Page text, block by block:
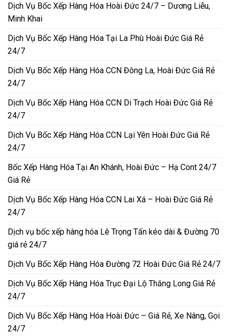
Dịch Vụ Bốc Xếp Hàng Hóa Hoài Đức 24/7 – Dương Liễu,
Minh Khai
Dịch Vụ Bốc Xếp Hàng Hóa Tại La Phù Hoài Đức Giá Rẻ
24/7
Dịch Vụ Bốc Xếp Hàng Hóa CCN Đông La, Hoài Đức Giá Rẻ
24/7
Dịch Vụ Bốc Xếp Hàng Hóa CCN Di Trạch Hoài Đức Giá Rẻ
24/7
Dịch Vụ Bốc Xếp Hàng Hóa CCN Lại Yên Hoài Đức Giá Rẻ
24/7
Bốc Xếp Hàng Hóa Tại An Khánh, Hoài Đức – Hạ Cont 24/7
Giá Rẻ
Dịch Vụ Bốc Xếp Hàng Hóa CCN Lai Xá – Hoài Đức Giá Rẻ
24/7
Dịch vụ bốc xếp hàng hóa Lê Trọng Tấn kéo dài & Đường 70
giá rẻ 24/7
Dịch Vụ Bốc Xếp Hàng Hóa Đường 72 Hoài Đức Giá Rẻ 24/7
Dịch Vụ Bốc Xếp Hàng Hóa Trục Đại Lộ Thăng Long Giá Rẻ
24/7
Dịch Vụ Bốc Xếp Hàng Hóa Hoài Đức – Giá Rẻ, Xe Nâng, Gọi
24/7